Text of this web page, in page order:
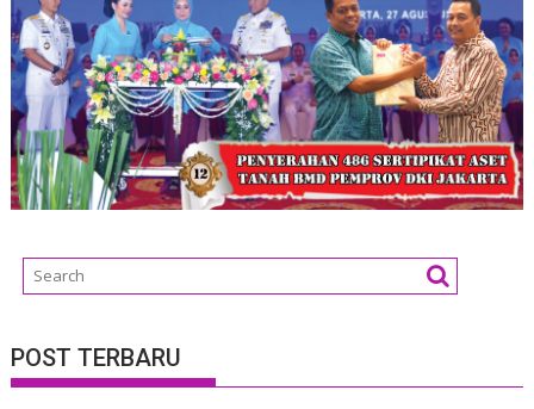
POST TERBARU